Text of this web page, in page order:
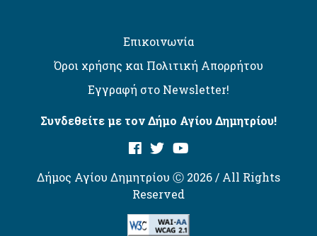
Επικοινωνία
Όροι χρήσης και Πολιτική Απορρήτου
Εγγραφή στο Newsletter!
Συνδεθείτε με τον Δήμο Αγίου Δημητρίου!
Δήμος Αγίου Δημητρίου Ⓒ 2026 / All Rights
Reserved